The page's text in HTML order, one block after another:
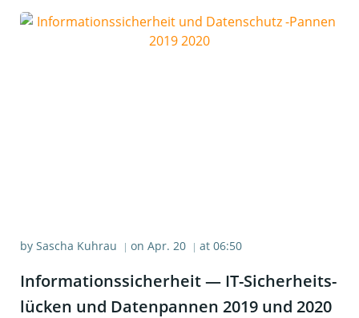
by Sascha Kuhrau | on Apr. 20 | at 06:50
Infor­ma­ti­ons­si­cher­heit — IT-Sicher­heits­
lü­cken und Daten­pan­nen 2019 und 2020